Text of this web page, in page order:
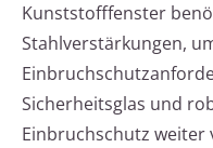
Kunststofffenster
Stahlverstärkungen,
Sicherheitsglas und
Einbruchschutz weiter